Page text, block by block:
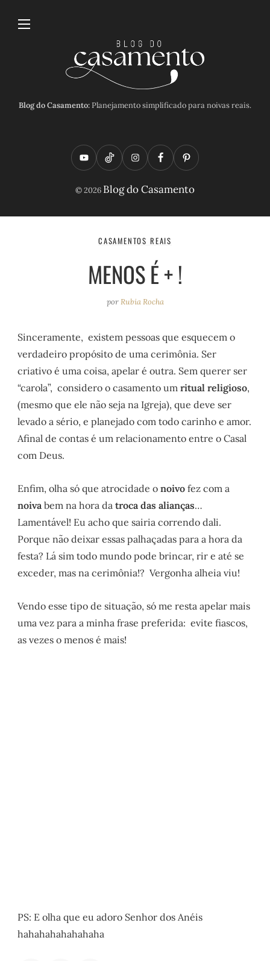
Blog do Casamento:Planejamento simplificado para noivas reais.
Y
o
t
T
i
t
o
I
n
t
a
r
F
a
e
b
o
P
i
t
© 2026 Blog do Casamento
CASAMENTOS REAIS
MENOS É + !
porRubia Rocha
Sinceramente, existem pessoas que esquecem o
verdadeiro propósito de uma cerimônia. Ser
criativo é uma coisa, apelar é outra. Sem querer ser
“carola”, considero o casamento um ritual religioso,
(mesmo que ele não seja na Igreja), que deve ser
levado a sério, e planejado com todo carinho e amor.
Afinal de contas é um relacionamento entre o Casal
com Deus.
Enfim, olha só que atrocidade onoivo fez com a
noiva bem na hora datroca das alianças…
Lamentável! Eu acho que sairia correndo dali.
Porque não deixar essas palhaçadas para a hora da
festa? Lá sim todo mundo pode brincar, rir e até se
exceder, mas na cerimônia!? Vergonha alheia viu!
Vendo esse tipo de situação, só me resta apelar mais
uma vez para a minha frase preferida: evite fiascos,
as vezes o menos é mais!
PS: E olha que eu adoro Senhor dos Anéis
hahahahahahahaha